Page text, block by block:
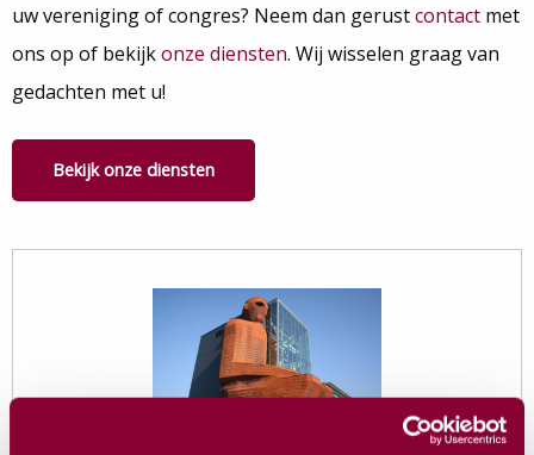
uw vereniging of congres? Neem dan gerustcontact met
ons op of bekijkonze diensten. Wij wisselen graag van
gedachten met u!
Bekijk onze diensten